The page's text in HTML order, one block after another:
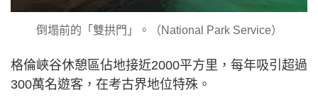
倒塌前的「雙拱門」。（National Park Service）
格倫峽谷休憩區佔地接近2000平方里，每年吸引超過
300萬名遊客，在考古界地位特殊。